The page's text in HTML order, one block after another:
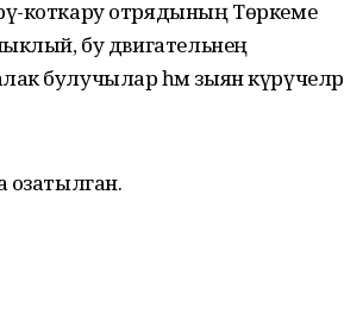
коткару отрядының Төркеме
бу двигательнең
булучылар һәм зыян күрүчеләр
озатылган.